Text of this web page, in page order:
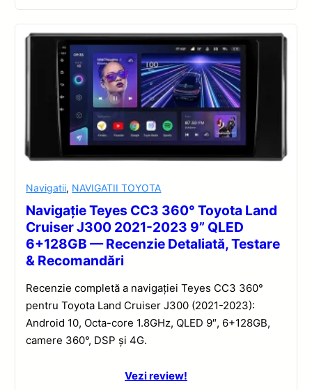
Navigatii, NAVIGATII TOYOTA
Navigație Teyes CC3 360° Toyota Land
Cruiser J300 2021-2023 9” QLED
6+128GB — Recenzie Detaliată, Testare
& Recomandări
Recenzie completă a navigației Teyes CC3 360°
pentru Toyota Land Cruiser J300 (2021-2023):
Android 10, Octa-core 1.8GHz, QLED 9″, 6+128GB,
camere 360°, DSP și 4G.
Vezi review!